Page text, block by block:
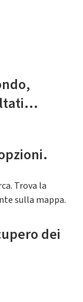
Trova la
sulla mappa.
dei